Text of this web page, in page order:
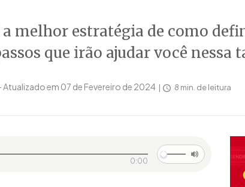
melhor estratégia de como
que irão ajudar você nessa
Atualizado em 07 de Fevereiro de 2024 8 min. de leitura
0:00